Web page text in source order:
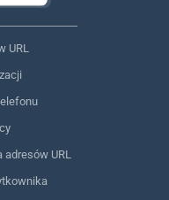
URL
adresów URL